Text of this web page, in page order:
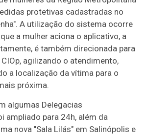
protetivas cadastradas no
A utilização do sistema ocorre
a mulher aciona o aplicativo, a
é também direcionada para
agilizando o atendimento,
a localização da vítima para o
próxima.
algumas Delegacias
ampliado para 24h, além da
nova "Sala Lilás" em Salinópolis e